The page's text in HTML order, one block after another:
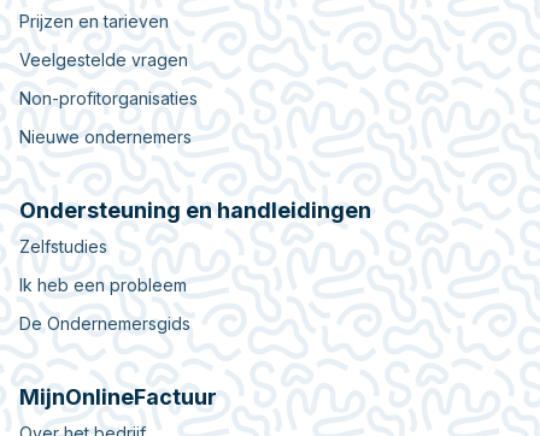
Prijzen en tarieven
Veelgestelde vragen
Non-profitorganisaties
Nieuwe ondernemers
Ondersteuning en handleidingen
Zelfstudies
Ik heb een probleem
De Ondernemersgids
MijnOnlineFactuur